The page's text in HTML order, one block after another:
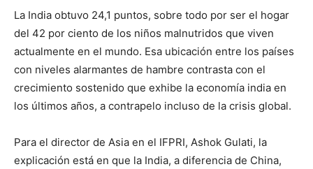
La India obtuvo 24,1 puntos, sobre todo por ser el hogar
del 42 por ciento de los niños malnutridos que viven
actualmente en el mundo. Esa ubicación entre los países
con niveles alarmantes de hambre contrasta con el
crecimiento sostenido que exhibe la economía india en
los últimos años, a contrapelo incluso de la crisis global.
Para el director de Asia en el IFPRI, Ashok Gulati, la
explicación está en que la India, a diferencia de China,